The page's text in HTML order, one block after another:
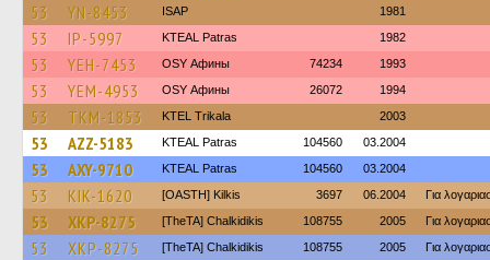
53 YN-8453 ISAP 1981
53 IP-5997 KTEAL Patras 1982
53 YEH-7453 OSY Афины 74234 1993
53 YEM-4953 OSY Афины 26072 1994
53 TKM-1853 ΚΤΕL Τrikala 2003
53 AZZ-5183 KTEAL Patras 104560 03.2004
53 AXY-9710 KTEAL Patras 104560 03.2004
53 KIK-1620 [OASTH] Kilkis 3697 06.2004 Για
53 XKP-8275 [TheTA] Chalkidikis 108755 2005 Για
53 XKP-8275 [TheTA] Chalkidikis 108755 2005 Για